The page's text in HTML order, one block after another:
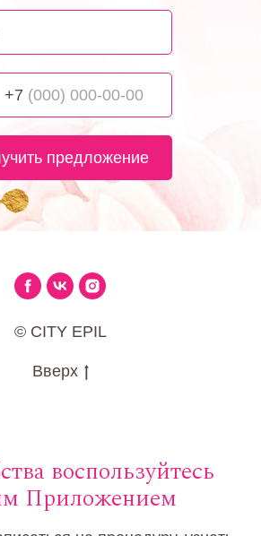
+7
предложение
© CITY EPIL
Вверх
воспользуйтесь
Приложением